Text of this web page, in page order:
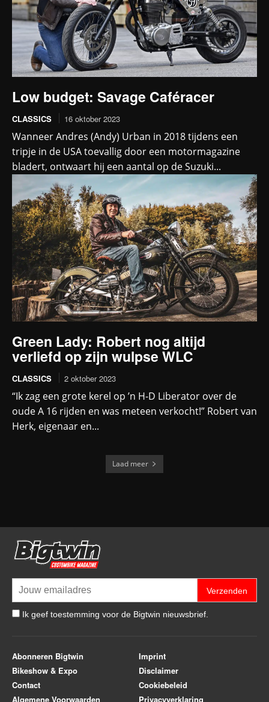
Low budget: Savage Caféracer
CLASSICS 16 oktober 2023
Wanneer Andres (Andy) Urban in 2018 tijdens een
tripje in de USA toevallig door een motormagazine
bladert, ontwaart hij een aantal op de Suzuki...
Green Lady: Robert nog altijd
verliefd op zijn wulpse WLC
CLASSICS 2 oktober 2023
“Ik zag een grote kerel op ’n H-D Liberator over de
oude A 16 rijden en was meteen verkocht!” Robert van
Herk, eigenaar en...
Laad meer
Verzenden
Ik geef toestemming voor de Bigtwin nieuwsbrief.
Abonneren Bigtwin
Bikeshow & Expo
Contact
Algemene Voorwaarden
Imprint
Disclaimer
Cookiebeleid
Privacyverklaring